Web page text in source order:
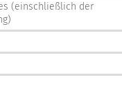
(einschließlich der